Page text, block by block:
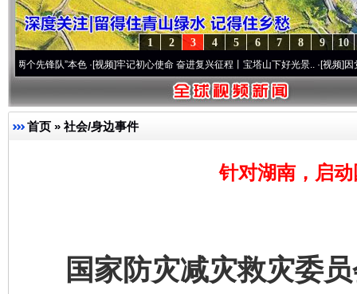
10
9
8
7
6
5
4
3
2
1
队”本色·[视频]牢记初心使命 奋进复兴征程丨宝塔山下好光景..·[视频]因党而生 为
首页 » 社会/身边事件
针对湖南，启
国家防灾减灾救灾委